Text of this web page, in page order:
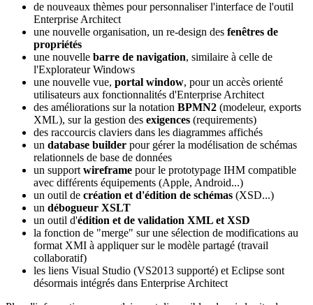
de nouveaux thèmes pour personnaliser l'interface de l'outil
Enterprise Architect
une nouvelle organisation, un re-design des fenêtres de
propriétés
une nouvelle barre de navigation, similaire à celle de
l'Explorateur Windows
une nouvelle vue, portal window, pour un accès orienté
utilisateurs aux fonctionnalités d'Enterprise Architect
des améliorations sur la notation BPMN2 (modeleur, exports
XML), sur la gestion des exigences (requirements)
des raccourcis claviers dans les diagrammes affichés
un database builder pour gérer la modélisation de schémas
relationnels de base de données
un support wireframe pour le prototypage IHM compatible
avec différents équipements (Apple, Android...)
un outil de création et d'édition de schémas (XSD...)
un débogueur XSLT
un outil d'édition et de validation XML et XSD
la fonction de "merge" sur une sélection de modifications au
format XMI à appliquer sur le modèle partagé (travail
collaboratif)
les liens Visual Studio (VS2013 supporté) et Eclipse sont
désormais intégrés dans Enterprise Architect